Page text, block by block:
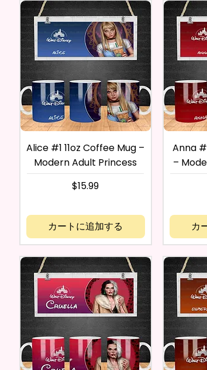
Alice #1 11oz Coffee Mug –
Modern Adult Princess
価格
$15.99
カートに追加する
Anna
–
カ